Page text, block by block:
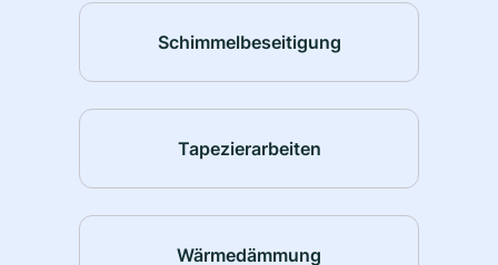
Schimmelbeseitigung
Tapezierarbeiten
Wärmedämmung